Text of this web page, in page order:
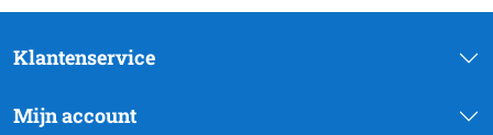
Klantenservice
Mijn account